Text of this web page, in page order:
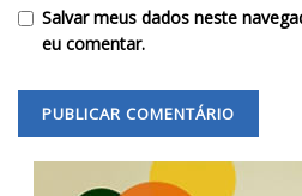
Salvar meus dados neste
eu comentar.